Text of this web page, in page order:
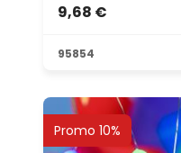
9,68 €
95854
Promo 10%